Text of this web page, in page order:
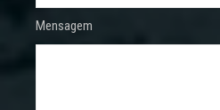
Mensagem